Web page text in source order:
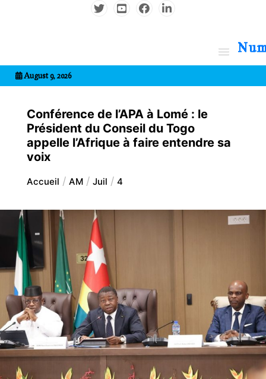
August 9, 2026
Conférence de l’APA à Lomé : le
Président du Conseil du Togo
appelle l’Afrique à faire entendre sa
voix
Accueil AM Juil 4